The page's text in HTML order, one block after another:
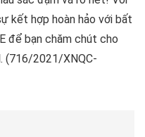
kết hợp hoàn hảo với bất
để bạn chăm chút cho
(716/2021/XNQC-